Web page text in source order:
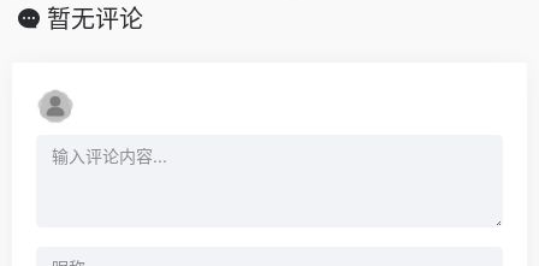
暂无评论